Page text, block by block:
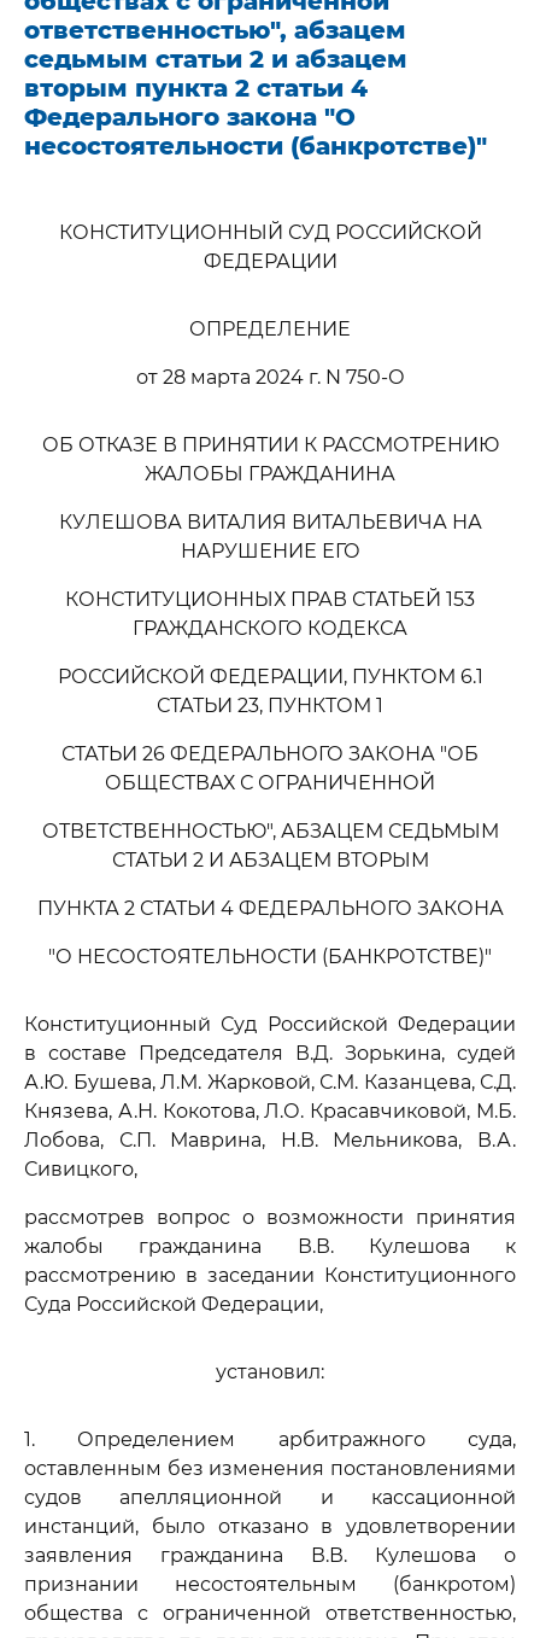
ответственностью", абзацем
седьмым статьи 2 и абзацем
вторым пункта 2 статьи 4
Федерального закона "О
несостоятельности (банкротстве)"
КОНСТИТУЦИОННЫЙ СУД РОССИЙСКОЙ
ФЕДЕРАЦИИ
ОПРЕДЕЛЕНИЕ
от 28 марта 2024 г. N 750-О
ОБ ОТКАЗЕ В ПРИНЯТИИ К РАССМОТРЕНИЮ
ЖАЛОБЫ ГРАЖДАНИНА
КУЛЕШОВА ВИТАЛИЯ ВИТАЛЬЕВИЧА НА
НАРУШЕНИЕ ЕГО
КОНСТИТУЦИОННЫХ ПРАВ СТАТЬЕЙ 153
ГРАЖДАНСКОГО КОДЕКСА
РОССИЙСКОЙ ФЕДЕРАЦИИ, ПУНКТОМ 6.1
СТАТЬИ 23, ПУНКТОМ 1
СТАТЬИ 26 ФЕДЕРАЛЬНОГО ЗАКОНА "ОБ
ОБЩЕСТВАХ С ОГРАНИЧЕННОЙ
ОТВЕТСТВЕННОСТЬЮ", АБЗАЦЕМ СЕДЬМЫМ
СТАТЬИ 2 И АБЗАЦЕМ ВТОРЫМ
ПУНКТА 2 СТАТЬИ 4 ФЕДЕРАЛЬНОГО ЗАКОНА
"О НЕСОСТОЯТЕЛЬНОСТИ (БАНКРОТСТВЕ)"
Конституционный Суд Российской Федерации
в составе Председателя В.Д. Зорькина, судей
А.Ю. Бушева, Л.М. Жарковой, С.М. Казанцева, С.Д.
Князева, А.Н. Кокотова, Л.О. Красавчиковой, М.Б.
Лобова, С.П. Маврина, Н.В. Мельникова, В.А.
Сивицкого,
рассмотрев вопрос о возможности принятия
жалобы гражданина В.В. Кулешова к
рассмотрению в заседании Конституционного
Суда Российской Федерации,
установил:
1. Определением арбитражного суда,
оставленным без изменения постановлениями
судов апелляционной и кассационной
инстанций, было отказано в удовлетворении
заявления гражданина В.В. Кулешова о
признании несостоятельным (банкротом)
общества с ограниченной ответственностью,